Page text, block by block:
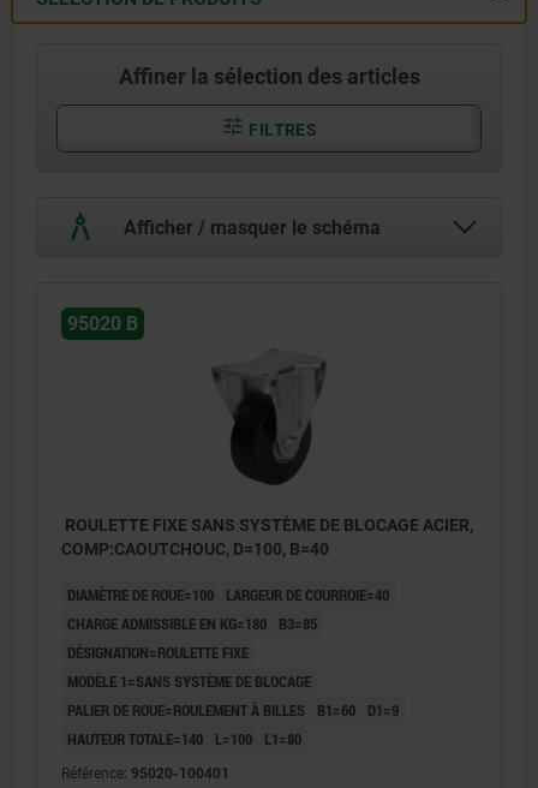
Affiner la sélection des articles
FILTRES
Afficher / masquer le schéma
95020 B
ROULETTE FIXE SANS SYSTÈME DE BLOCAGE ACIER,
COMP:CAOUTCHOUC, D=100, B=40
DIAMÈTRE DE ROUE=100
LARGEUR DE COURROIE=40
CHARGE ADMISSIBLE EN KG=180
B3=85
DÉSIGNATION=ROULETTE FIXE
MODÈLE 1=SANS SYSTÈME DE BLOCAGE
PALIER DE ROUE=ROULEMENT À BILLES
B1=60
D1=9
HAUTEUR TOTALE=140
L=100 L1=80
Référence: 95020-100401